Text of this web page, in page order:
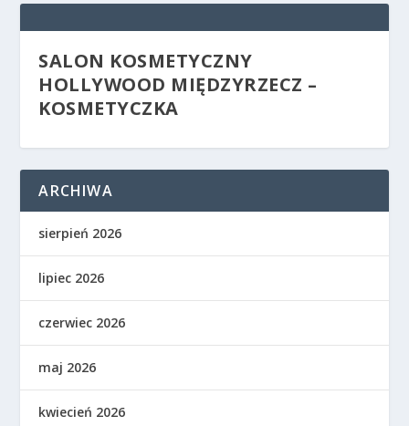
SALON KOSMETYCZNY
HOLLYWOOD MIĘDZYRZECZ –
KOSMETYCZKA
ARCHIWA
sierpień 2026
lipiec 2026
czerwiec 2026
maj 2026
kwiecień 2026